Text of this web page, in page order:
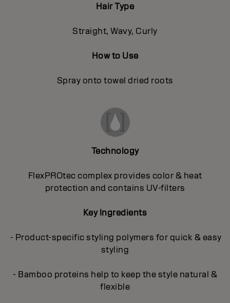
Hair Type
Straight, Wavy, Curly
How to Use
Spray onto towel dried roots
Technology
FlexPROtec complex provides color & heat
protection and contains UV-filters
Key Ingredients
- Product-specific styling polymers for quick & easy
styling
- Bamboo proteins help to keep the style natural &
flexible